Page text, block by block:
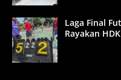
Laga Final
Rayakan